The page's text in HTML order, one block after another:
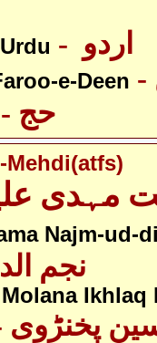
Urdu
e-Deen
- حج
Mehdi(atfs)
مہدی
Najm-ud-
نجم
Molana Ikhlaq
پخنڑوی